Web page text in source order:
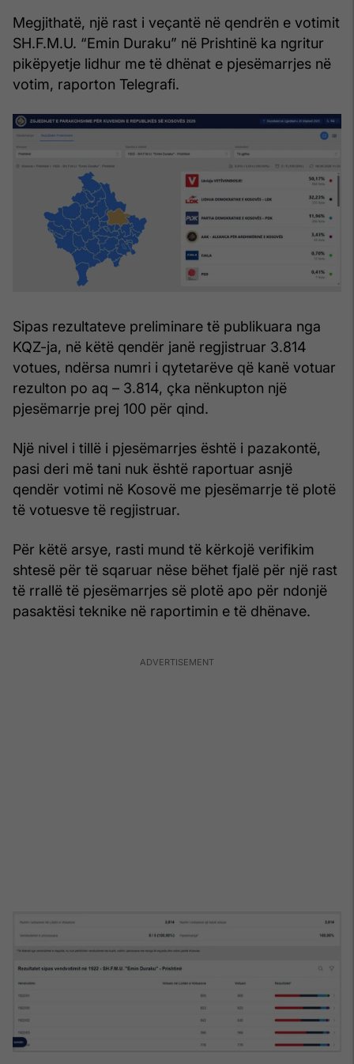
Megjithatë, një rast i veçantë në qendrën e votimit
SH.F.M.U. “Emin Duraku” në Prishtinë ka ngritur
pikëpyetje lidhur me të dhënat e pjesëmarrjes në
votim, raporton Telegrafi.
Sipas rezultateve preliminare të publikuara nga
KQZ-ja, në këtë qendër janë regjistruar 3.814
votues, ndërsa numri i qytetarëve që kanë votuar
rezulton po aq – 3.814, çka nënkupton një
pjesëmarrje prej 100 për qind.
Një nivel i tillë i pjesëmarrjes është i pazakontë,
pasi deri më tani nuk është raportuar asnjë
qendër votimi në Kosovë me pjesëmarrje të plotë
të votuesve të regjistruar.
Për këtë arsye, rasti mund të kërkojë verifikim
shtesë për të sqaruar nëse bëhet fjalë për një rast
të rrallë të pjesëmarrjes së plotë apo për ndonjë
pasaktësi teknike në raportimin e të dhënave.